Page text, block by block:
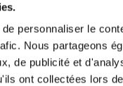
personnaliser le
Nous partageons
de publicité et
ont collectées lors
X Quickie
303,53 €
En
à